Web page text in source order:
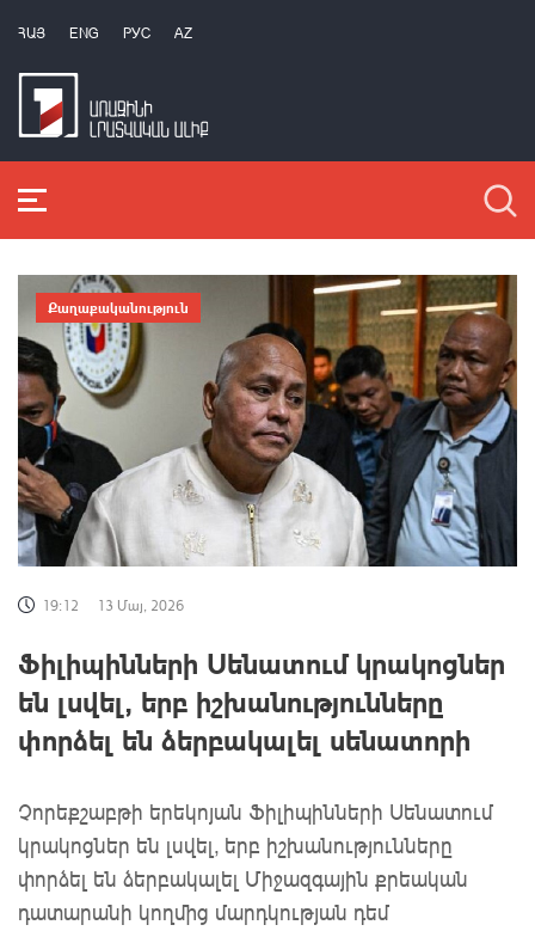
ՀԱՅ ENG РУС AZ
Քաղաքականություն
19:12 13 Մայ, 2026
Ֆիլիպինների Սենատում կրակոցներ
են լսվել, երբ իշխանությունները
փորձել են ձերբակալել սենատորի
Չորեքշաբթի երեկոյան Ֆիլիպինների Սենատում
կրակոցներ են լսվել, երբ իշխանությունները
փորձել են ձերբակալել Միջազգային քրեական
դատարանի կողմից մարդկության դեմ